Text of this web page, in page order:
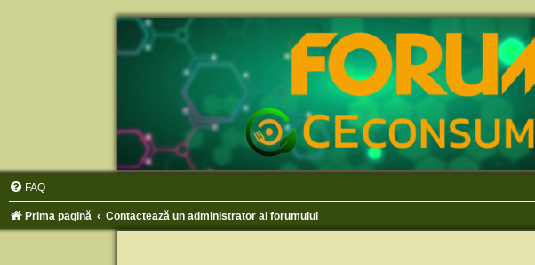
FAQ
Prima pagină Contactează un administrator al forumului